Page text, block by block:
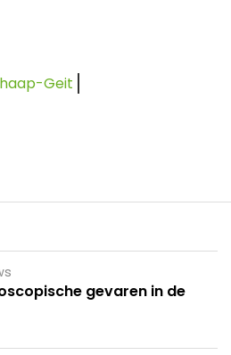
Geit
gevaren in de